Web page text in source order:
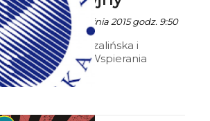
ekoszalin - 28 Września 2015 godz. 9:50
Politechnika Koszalińska i
Stowarzyszenie Wspierania
Rozwoju PK zapraszają do sali
Filharmonii Koszalińskiej na